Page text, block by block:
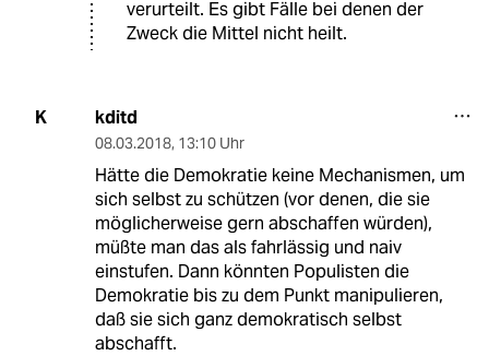
verurteilt. Es gibt Fälle bei denen der
Zweck die Mittel nicht heilt.
K kditd
08.03.2018, 13:10 Uhr
Hätte die Demokratie keine Mechanismen, um
sich selbst zu schützen (vor denen, die sie
möglicherweise gern abschaffen würden),
müßte man das als fahrlässig und naiv
einstufen. Dann könnten Populisten die
Demokratie bis zu dem Punkt manipulieren,
daß sie sich ganz demokratisch selbst
abschafft.